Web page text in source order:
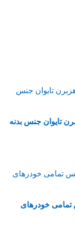
تایوان جنس بدنه
و کنس تمامی خودرهای